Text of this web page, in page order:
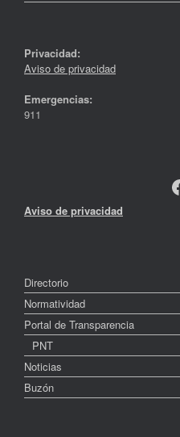
Privacidad:
Aviso de privacidad
Emergencias:
911
Facebook
Aviso de privacidad
Directorio
Normatividad
Portal de Transparencia
PNT
Noticias
Buzón